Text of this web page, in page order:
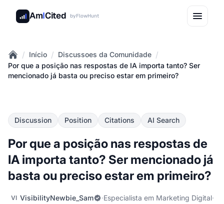
AmICited byFlowHunt
Home
/ Início / Discussoes da Comunidade /
Por que a posição nas respostas de IA importa tanto? Ser
mencionado já basta ou preciso estar em primeiro?
Discussion Position Citations AI Search
Por que a posição nas respostas de
IA importa tanto? Ser mencionado já
basta ou preciso estar em primeiro?
VI VisibilityNewbie_Sam ·Especialista em Marketing Digital·